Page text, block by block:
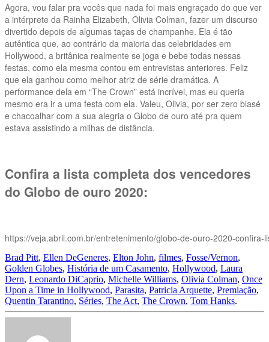
Agora, vou falar pra vocês que nada foi mais engraçado do que ver
a intérprete da Rainha Elizabeth, Olivia Colman, fazer um discurso
divertido depois de algumas taças de champanhe. Ela é tão
autêntica que, ao contrário da maioria das celebridades em
Hollywood, a britânica realmente se joga e bebe todas nessas
festas, como ela mesma contou em entrevistas anteriores. Feliz
que ela ganhou como melhor atriz de série dramática. A
performance dela em “The Crown” está incrível, mas eu queria
mesmo era ir a uma festa com ela. Valeu, Olivia, por ser zero blasé
e chacoalhar com a sua alegria o Globo de ouro até pra quem
estava assistindo a milhas de distância.
Confira a lista completa dos vencedores
do Globo de ouro 2020:
https://veja.abril.com.br/entretenimento/globo-de-ouro-2020-confira-
Brad Pitt, Ellen DeGeneres, Elton John, filmes, Fosse/Vernon,
Golden Globes, História de um Casamento, Hollywood, Laura
Dern, Leonardo DiCaprio, Michelle Williams, Olivia Colman, Once
Upon a Time in Hollywood, Parasita, Patricia Arquette, Premiação,
Quentin Tarantino, Séries, The Act, The Crown, Tom Hanks.